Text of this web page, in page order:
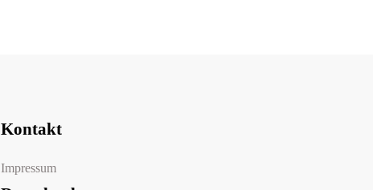
Kontakt
Impressum